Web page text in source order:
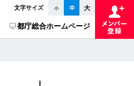
文字サイズ
都庁総合ホームページ